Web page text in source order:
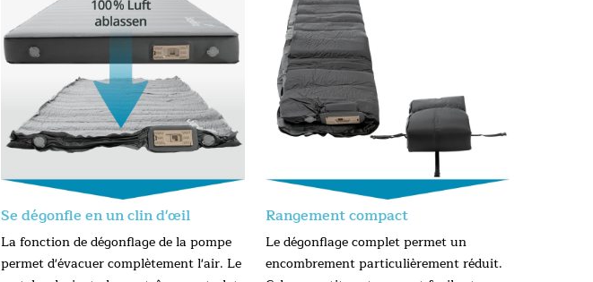
Se dégonfle en un clin d'œil
La fonction de dégonflage de la pompe
permet d'évacuer complètement l'air. Le
Rangement compact
Le dégonflage complet permet un
encombrement particulièrement réduit.